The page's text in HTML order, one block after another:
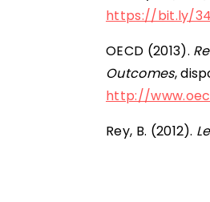
https://bit.ly/
OECD (2013).
Outcomes,
http://
Rey, B. (2012).